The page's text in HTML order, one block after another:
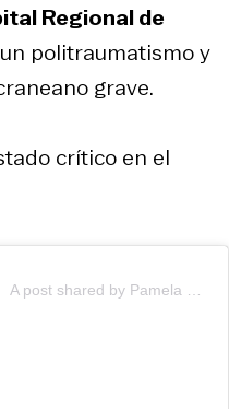
Regional de
politraumatismo y
grave.
crítico en el